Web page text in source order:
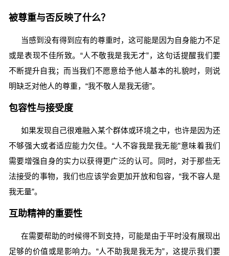
被尊重与否反映了什么？
当感到没有得到应有的尊重时，这可能是因为自身能力不足
或是表现不佳所致。“人不敬我是我无才”，这句话提醒我们要
不断提升自我；而当我们不愿意给予他人基本的礼貌时，则说
明缺乏对他人的尊重，“我不敬人是我无德”。
包容性与接受度
如果发现自己很难融入某个群体或环境之中，也许是因为还
不够强大或者适应能力欠佳。“人不容我是我无能”意味着我们
需要增强自身的实力以获得更广泛的认可。同时，对于那些无
法接受的事物，我们也应该学会更加开放和包容，“我不容人是
我无量”。
互助精神的重要性
在需要帮助的时候得不到支持，可能是由于平时没有展现出
足够的价值或是影响力。“人不助我是我无为”，这提示我们要